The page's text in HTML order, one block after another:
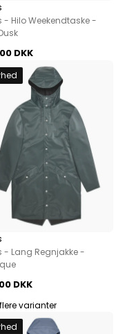
- Hilo Weekendtaske -
DKK
- Lang Regnjakke -
DKK
varianter